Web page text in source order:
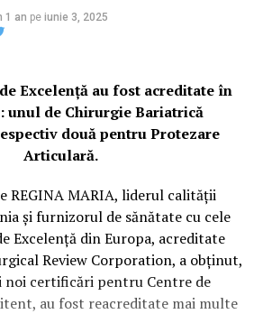
1 an pe iunie 3, 2025
Excelență au fost acreditate în
unul de Chirurgie Bariatrică
două pentru Protezare
Articulară.
REGINA MARIA, liderul calității
și furnizorul de sănătate cu cele
Excelență din Europa, acreditate
Review Corporation, a obținut,
certificări pentru Centre de
au fost reacreditate mai multe